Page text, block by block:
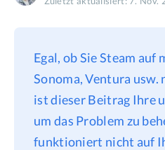
Datenschutz
Rechtliches
Refund Policy
Egal, ob Sie Steam auf
Sonoma, Ventura usw.
ist dieser Beitrag Ihre
um das Problem zu
funktioniert nicht auf